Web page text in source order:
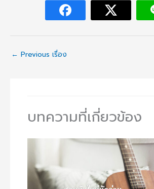
← Previous เรื่อง
บทความที่เกี่ยวข้อง